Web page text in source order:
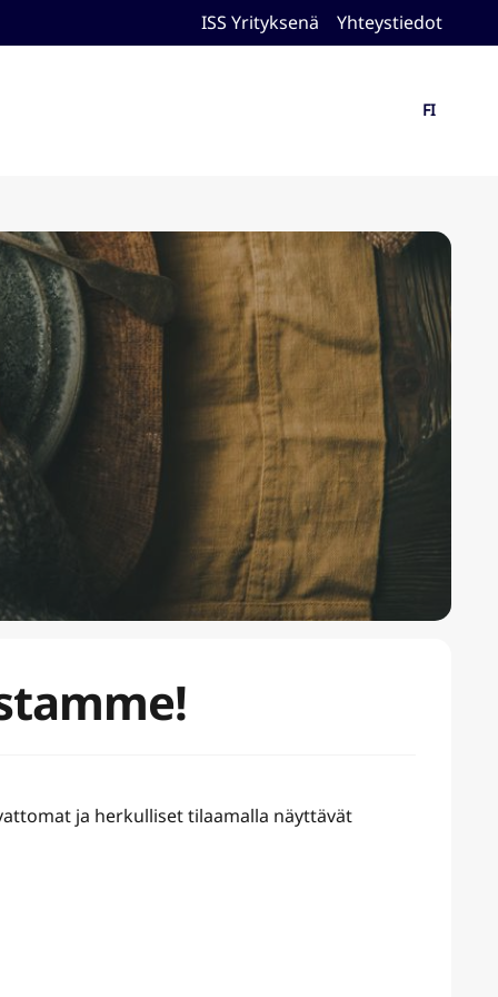
ISS Yrityksenä Yhteystiedot
FI
ja herkulliset tilaamalla näyttävät